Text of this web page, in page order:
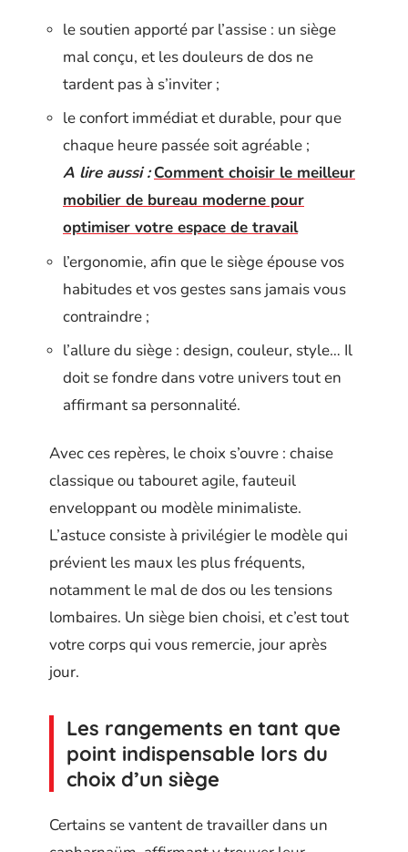
le soutien apporté par l’assise : un siège
mal conçu, et les douleurs de dos ne
tardent pas à s’inviter ;
le confort immédiat et durable, pour que
chaque heure passée soit agréable ;
A lire aussi : Comment choisir le meilleur
mobilier de bureau moderne pour
optimiser votre espace de travail
l’ergonomie, afin que le siège épouse vos
habitudes et vos gestes sans jamais vous
contraindre ;
l’allure du siège : design, couleur, style… Il
doit se fondre dans votre univers tout en
affirmant sa personnalité.
Avec ces repères, le choix s’ouvre : chaise
classique ou tabouret agile, fauteuil
enveloppant ou modèle minimaliste.
L’astuce consiste à privilégier le modèle qui
prévient les maux les plus fréquents,
notamment le mal de dos ou les tensions
lombaires. Un siège bien choisi, et c’est tout
votre corps qui vous remercie, jour après
jour.
Les rangements en tant que
point indispensable lors du
choix d’un siège
Certains se vantent de travailler dans un